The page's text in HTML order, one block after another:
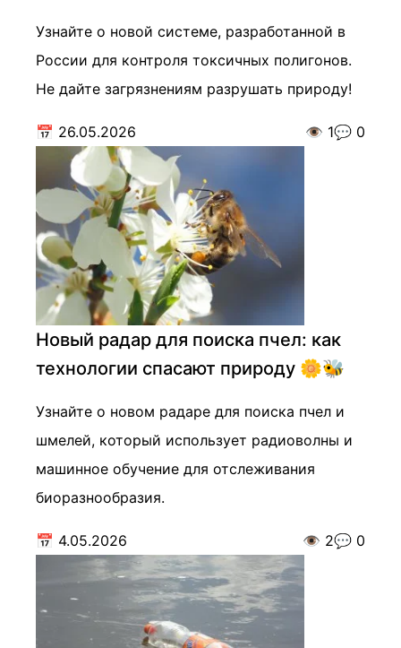
Узнайте о новой системе, разработанной в
России для контроля токсичных полигонов.
Не дайте загрязнениям разрушать природу!
📅 26.05.2026 👁️ 1💬 0
Новый радар для поиска пчел: как
технологии спасают природу 🌼🐝
Узнайте о новом радаре для поиска пчел и
шмелей, который использует радиоволны и
машинное обучение для отслеживания
биоразнообразия.
📅 4.05.2026 👁️ 2💬 0